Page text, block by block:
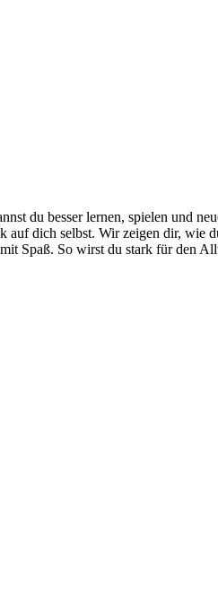
du besser lernen, spielen und
dich selbst. Wir zeigen dir, wie
Spaß. So wirst du stark für den